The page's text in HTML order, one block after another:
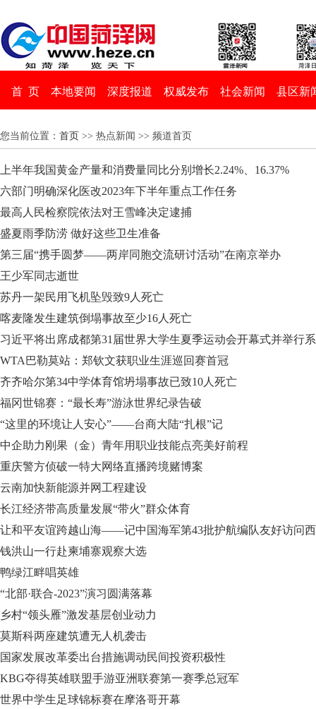
首 页 本地要闻 深度报道 权威发布 社会新闻 县区新
您当前位置： 首页 >> 热点新闻 >> 频道首页
上半年我国黄金产量和消费量同比分别增长2.24%、16.37%
六部门明确深化医改2023年下半年重点工作任务
最高人民检察院依法对王雪峰决定逮捕
盛夏雨季防涝 做好这些卫生准备
第三届“携手圆梦——两岸同胞交流研讨活动”在南京举办
王少军同志逝世
苏丹一架民用飞机坠毁致9人死亡
喀麦隆发生建筑倒塌事故至少16人死亡
习近平将出席成都第31届世界大学生夏季运动会开幕式并举行
WTA巴勒莫站：郑钦文获职业生涯巡回赛首冠
齐齐哈尔第34中学体育馆坍塌事故已致10人死亡
福冈世锦赛：“最长寿”游泳世界纪录告破
“这里的环境让人安心”——台商大陆“扎根”记
中企助力刚果（金）青年用职业技能点亮美好前程
重庆警方侦破一特大网络直播跨境赌博案
云南加快新能源并网工程建设
长江经济带高质量发展“带火”群众体育
让和平友谊跨越山海——记中国海军第43批护航编队友好访问
钱洪山一行赴柬埔寨观察大选
鸭绿江畔唱英雄
“北部·联合-2023”演习圆满落幕
乡村“领头雁”激发基层创业动力
莫斯科两座建筑遭无人机袭击
国家发展改革委出台措施调动民间投资积极性
KBG夺得英雄联盟手游亚洲联赛第一赛季总冠军
世界中学生足球锦标赛在摩洛哥开幕